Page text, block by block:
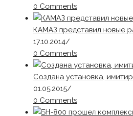
0 Comments
КАМАЗ представил новые
17.10.2014/
0 Comments
Создана установка,
01.05.2015/
0 Comments